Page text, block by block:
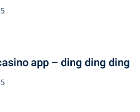
app – ding ding ding